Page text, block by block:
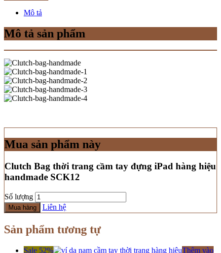
Mô tả
Mô tả sản phẩm
Mua sản phẩm này
Clutch Bag thời trang cầm tay đựng iPad hàng hiệu
handmade SCK12
Số lượng
Mua hàng Liên hệ
Sản phẩm tương tự
Sale 52%
Thêm vào